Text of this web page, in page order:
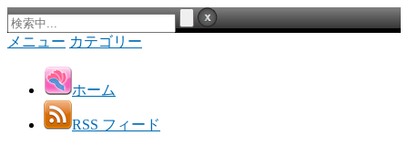
メニュー カテゴリー
ホーム
RSS フィード